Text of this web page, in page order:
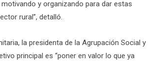
y organizando para dar estas
rural”, detalló.
la presidenta de la Agrupación Social y
principal es “poner en valor lo que ya